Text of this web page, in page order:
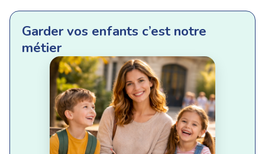
Garder vos enfants c’est notre
métier